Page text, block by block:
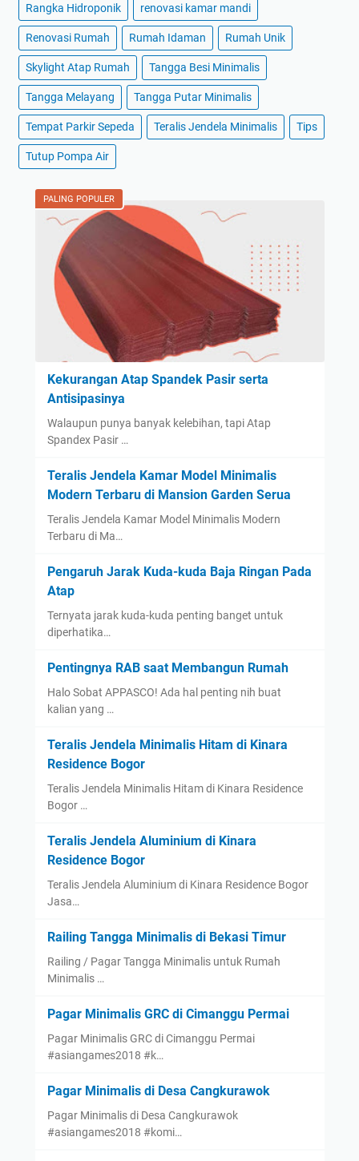
Rangka Hidroponik renovasi kamar mandi
Renovasi Rumah Rumah Idaman Rumah Unik
Skylight Atap Rumah Tangga Besi Minimalis
Tangga Melayang Tangga Putar Minimalis
Tempat Parkir Sepeda Teralis Jendela Minimalis Tips
Tutup Pompa Air
PALING POPULER
Kekurangan Atap Spandek Pasir serta
Antisipasinya
Walaupun punya banyak kelebihan, tapi Atap
Spandex Pasir …
Teralis Jendela Kamar Model Minimalis
Modern Terbaru di Mansion Garden Serua
Teralis Jendela Kamar Model Minimalis Modern
Terbaru di Ma…
Pengaruh Jarak Kuda-kuda Baja Ringan Pada
Atap
Ternyata jarak kuda-kuda penting banget untuk
diperhatika…
Pentingnya RAB saat Membangun Rumah
Halo Sobat APPASCO! Ada hal penting nih buat
kalian yang …
Teralis Jendela Minimalis Hitam di Kinara
Residence Bogor
Teralis Jendela Minimalis Hitam di Kinara Residence
Bogor …
Teralis Jendela Aluminium di Kinara
Residence Bogor
Teralis Jendela Aluminium di Kinara Residence Bogor
Jasa…
Railing Tangga Minimalis di Bekasi Timur
Railing / Pagar Tangga Minimalis untuk Rumah
Minimalis …
Pagar Minimalis GRC di Cimanggu Permai
Pagar Minimalis GRC di Cimanggu Permai
#asiangames2018 #k…
Pagar Minimalis di Desa Cangkurawok
Pagar Minimalis di Desa Cangkurawok
#asiangames2018 #komi…